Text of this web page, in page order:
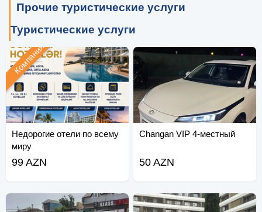
Прочие туристические услуги
Туристические услуги
Недорогие отели по всему
миру
Компания
99 AZN
Changan VIP 4-местный
50 AZN